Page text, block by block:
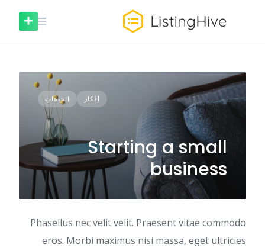
أفكار اتجاهات
Starting a small
business
Phasellus nec velit velit. Praesent vitae commodo
eros. Morbi maximus nisi massa, eget ultricies